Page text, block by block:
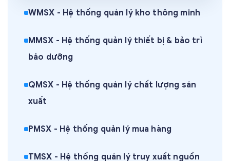
WMSX - Hệ thống quản lý kho thông minh
MMSX - Hệ thống quản lý thiết bị & bảo trì
bảo dưỡng
QMSX - Hệ thống quản lý chất lượng sản
xuất
PMSX - Hệ thống quản lý mua hàng
TMSX - Hệ thống quản lý truy xuất nguồn